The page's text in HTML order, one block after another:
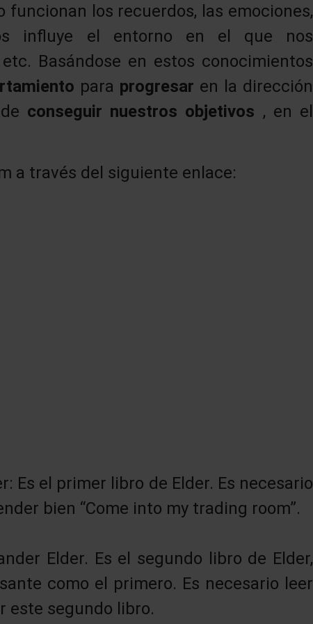
los recuerdos, las emociones,
influye el entorno en el que nos
Basándose en estos conocimientos
para progresar en la dirección
conseguir nuestros objetivos , en el
a través del siguiente enlace:
Es el primer libro de Elder. Es necesario
bien “Come into my trading room”.
Elder. Es el segundo libro de Elder,
como el primero. Es necesario leer
este segundo libro.